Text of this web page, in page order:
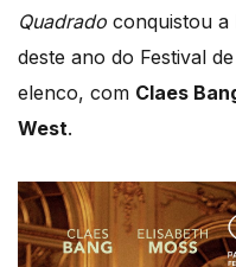
Quadrado conquistou a
deste ano do Festival
elenco, com Claes
West.